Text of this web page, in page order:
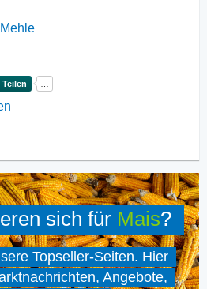
sich für Mais?
Topseller-Seiten. Hier
Angebote,